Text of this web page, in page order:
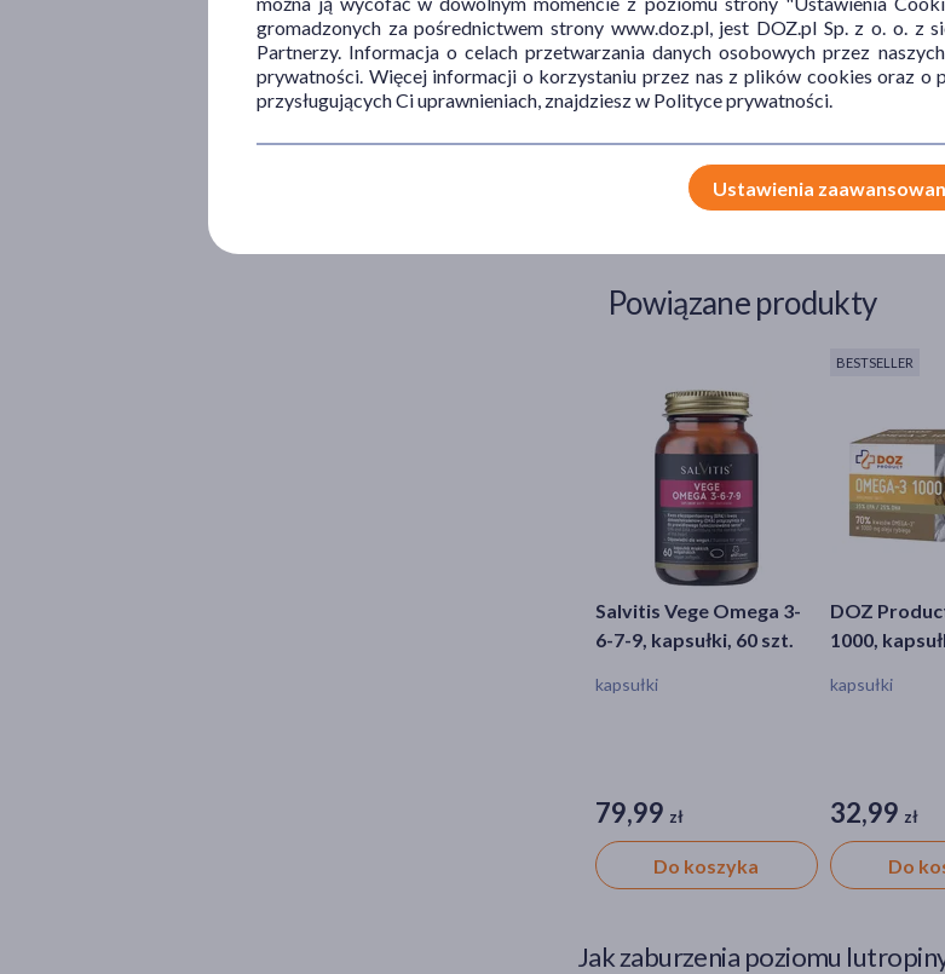
wygasania czynności jajników i w
U mężczyzn poziom LHoznacza się
jąder
procesu dojrzewania.
U pacjentów w różnym wieku badanie
Powiązane produkty
Salvitis Vege Omega 3-
6-7-9, kapsułki, 60 szt.
kapsułki
79,99 zł
Do koszyka
BESTSELLER
DOZ
1000,
kapsułki
32,99 zł
Do
Jak zaburzenia poziomu
gromadzonych za pośrednictwem strony www.doz.pl, jest DOZ.pl Sp. z o. o. z
Partnerzy. Informacja o celach przetwarzania danych osobowych przez
prywatności. Więcej informacji o korzystaniu przez nas z plików cookies oraz o
przysługujących Ci uprawnieniach, znajdziesz w Polityce prywatności.
Ustawienia